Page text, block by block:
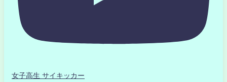
女子高生 サイキッカー